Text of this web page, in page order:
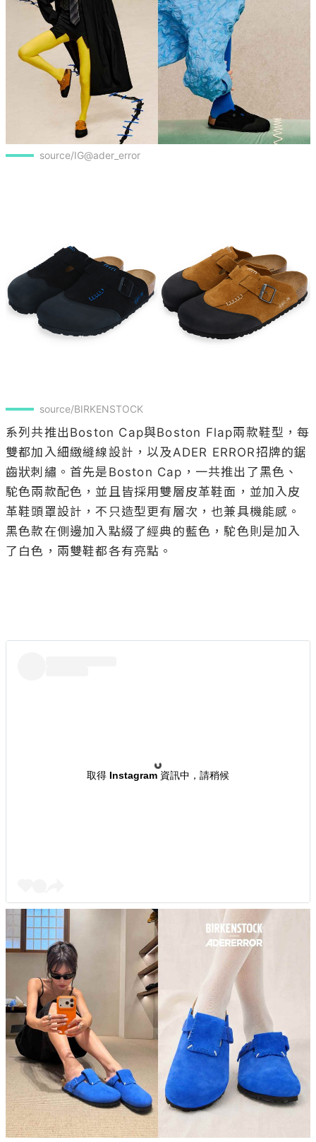
source/IG@ader_error
source/BIRKENSTOCK
系列共推出Boston Cap與Boston Flap兩款鞋型，每
雙都加入細緻縫線設計，以及ADER ERROR招牌的鋸
齒狀刺繡。首先是Boston Cap，一共推出了黑色、
駝色兩款配色，並且皆採用雙層皮革鞋面，並加入皮
革鞋頭罩設計，不只造型更有層次，也兼具機能感。
黑色款在側邊加入點綴了經典的藍色，駝色則是加入
了白色，兩雙鞋都各有亮點。
取得 Instagram 資訊中，請稍候